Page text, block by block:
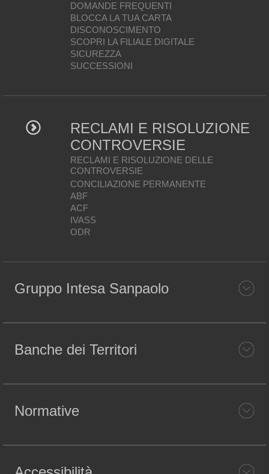
DOMANDE FREQUENTI
BLOCCA LA TUA CARTA
DISCONOSCIMENTO
SCOPRI LA FILIALE DIGITALE
SICUREZZA
SUCCESSIONI
RECLAMI E RISOLUZIONE
CONTROVERSIE
RECLAMI E RISOLUZIONE DELLE
CONTROVERSIE
CONCILIAZIONE PERMANENTE
ABF
ACF
IVASS
ODR
Gruppo Intesa Sanpaolo
Banche dei Territori
Normative